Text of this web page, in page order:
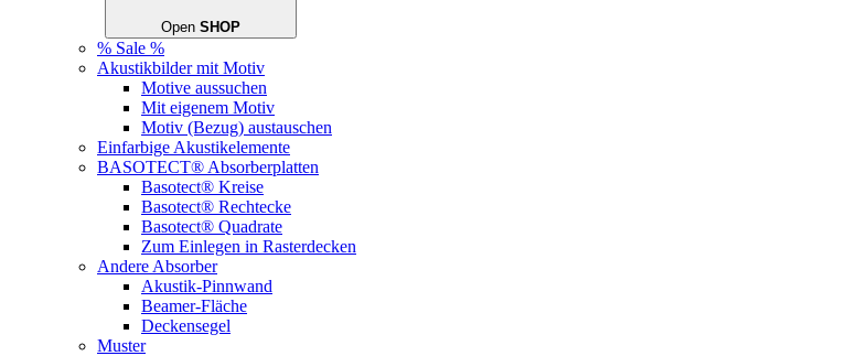
Open SHOP
% Sale %
Akustikbilder mit Motiv
Motive aussuchen
Mit eigenem Motiv
Motiv (Bezug) austauschen
Einfarbige Akustikelemente
BASOTECT® Absorberplatten
Basotect® Kreise
Basotect® Rechtecke
Basotect® Quadrate
Zum Einlegen in Rasterdecken
Andere Absorber
Akustik-Pinnwand
Beamer-Fläche
Deckensegel
Muster